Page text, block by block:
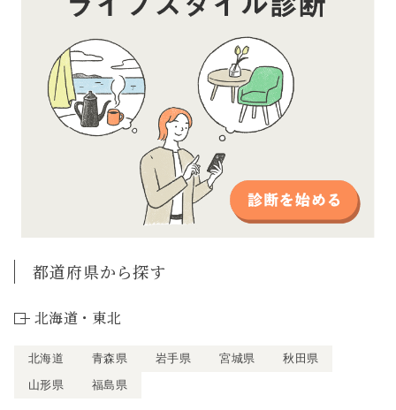
都道府県から探す
北海道・東北
北海道 青森県 岩手県 宮城県
秋田県
山形県
福島県